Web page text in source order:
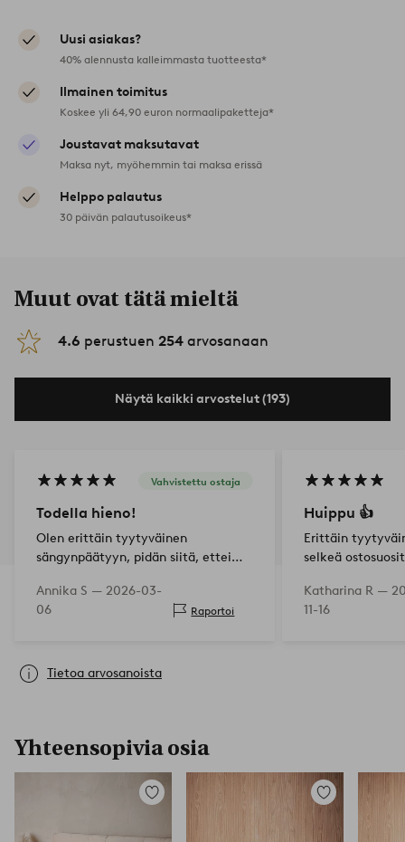
Uusi asiakas?
40% alennusta kalleimmasta tuotteesta*
Ilmainen toimitus
Koskee yli 64,90 euron normaalipaketteja*
Joustavat maksutavat
Maksa nyt, myöhemmin tai maksa erissä
Helppo palautus
30 päivän palautusoikeus*
Muut ovat tätä mieltä
4.6 perustuen 254 arvosanaan
Näytä kaikki arvostelut (193)
Vahvistettu ostaja
Todella hieno!
Olen erittäin tyytyväinen
sängynpäätyyn, pidän siitä, ettei
sen voi asettaa suoraan lattialle.
Annika S — 2026-03-
06
Raportoi
Huippu 👍
Erittäin
selkeä
Katharina R —
11-16
Tietoa arvosanoista
Yhteensopivia osia
Lisää
Lisää
suosikkeihin